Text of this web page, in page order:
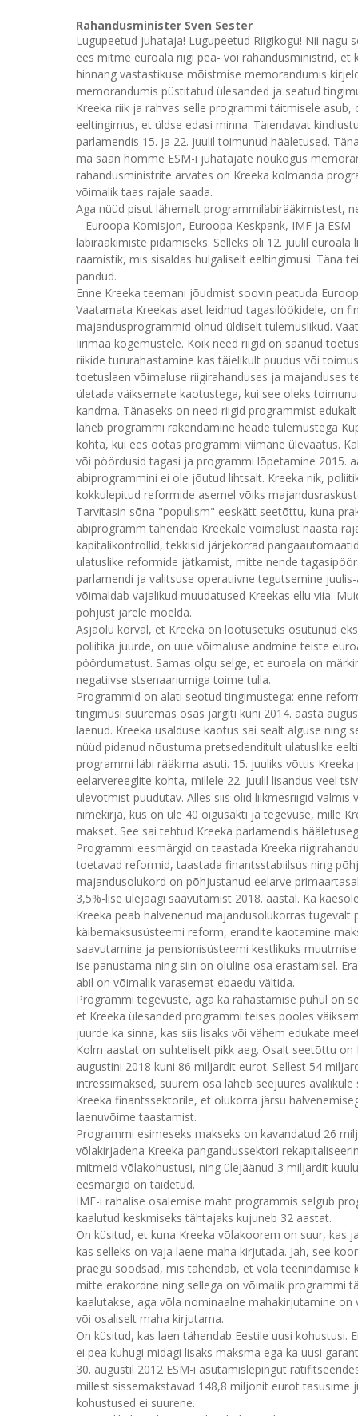
Rahandusminister Sven Sester
Lugupeetud juhataja! Lugupeetud Riigikogu! Nii
ees mitme euroala riigi pea- või rahandusministrid,
hinnang vastastikuse mõistmise memorandumis
memorandumis püstitatud ülesanded ja seatud
Kreeka riik ja rahvas selle programmi täitmisele
eeltingimus, et üldse edasi minna. Täiendavat
parlamendis 15. ja 22. juulil toimunud hääletused.
ma saan homme ESM-i juhatajate nõukogus
rahandusministrite arvates on Kreeka kolmanda
võimalik taas rajale saada.
Aga nüüd pisut lähemalt programmiläbirääkimistest,
– Euroopa Komisjon, Euroopa Keskpank, IMF ja
läbirääkimiste pidamiseks. Selleks oli 12. juulil
raamistik, mis sisaldas hulgaliselt eeltingimusi. Täna
pandud.
Enne Kreeka teemani jõudmist soovin peatuda
Vaatamata Kreekas aset leidnud tagasilöökidele, on
majandusprogrammid olnud üldiselt tulemuslikud.
Iirimaa kogemustele. Kõik need riigid on saanud
riikide tururahastamine kas täielikult puudus või
toetuslaen võimaluse riigirahanduses ja majanduses
ületada väiksemate kaotustega, kui see oleks
kandma. Tänaseks on need riigid programmist
läheb programmi rakendamine heade tulemustega
kohta, kui ees ootas programmi viimane ülevaatus.
või pöördusid tagasi ja programmi lõpetamine 2015.
abiprogrammini ei ole jõutud lihtsalt. Kreeka riik,
kokkulepitud reformide asemel võiks
Tarvitasin sõna "populism" eeskätt seetõttu, kuna
abiprogramm tähendab Kreekale võimalust naasta
kapitalikontrollid, tekkisid järjekorrad
ulatuslike reformide jätkamist, mitte nende
parlamendi ja valitsuse operatiivne tegutsemine
võimaldab vajalikud muudatused Kreekas ellu viia.
põhjust järele mõelda.
Asjaolu kõrval, et Kreeka on lootusetuks osutunud
poliitika juurde, on uue võimaluse andmine teiste
pöördumatust. Samas olgu selge, et euroala on
negatiivse stsenaariumiga toime tulla.
Programmid on alati seotud tingimustega: enne
tingimusi suuremas osas järgiti kuni 2014. aasta
laenud. Kreeka usalduse kaotus sai sealt alguse ning
nüüd pidanud nõustuma pretsedenditult ulatuslike
programmi läbi rääkima asuti. 15. juuliks võttis
eelarvereeglite kohta, millele 22. juulil lisandus veel
ülevõtmist puudutav. Alles siis olid liikmesriigid
nimekirja, kus on üle 40 õigusakti ja tegevuse, mille
makset. See sai tehtud Kreeka parlamendis
Programmi eesmärgid on taastada Kreeka
toetavad reformid, taastada finantsstabiilsus ning
majandusolukord on põhjustanud eelarve
3,5%-lise ülejäägi saavutamist 2018. aastal. Ka
Kreeka peab halvenenud majandusolukorras
käibemaksusüsteemi reform, erandite kaotamine
saavutamine ja pensionisüsteemi kestlikuks
ise panustama ning siin on oluline osa erastamisel.
abil on võimalik varasemat ebaedu vältida.
Programmi tegevuste, aga ka rahastamise puhul on
et Kreeka ülesanded programmi teises pooles
juurde ka sinna, kas siis lisaks või vähem edukate
Kolm aastat on suhteliselt pikk aeg. Osalt seetõttu
augustini 2018 kuni 86 miljardit eurot. Sellest 54
intressimaksed, suurem osa läheb seejuures
Kreeka finantssektorile, et olukorra järsu
laenuvõime taastamist.
Programmi esimeseks makseks on kavandatud 26
võlakirjadena Kreeka pangandussektori
mitmeid võlakohustusi, ning ülejäänud 3 miljardit
eesmärgid on täidetud.
IMF-i rahalise osalemise maht programmis selgub
kaalutud keskmiseks tähtajaks kujuneb 32 aastat.
On küsitud, et kuna Kreeka võlakoorem on suur, kas
kas selleks on vaja laene maha kirjutada. Jah, see
praegu soodsad, mis tähendab, et võla
mitte erakordne ning sellega on võimalik programmi
kaalutakse, aga võla nominaalne mahakirjutamine
või osaliselt maha kirjutama.
On küsitud, kas laen tähendab Eestile uusi kohustusi.
ei pea kuhugi midagi lisaks maksma ega ka uusi
30. augustil 2012 ESM-i asutamislepingut
millest sissemakstavad 148,8 miljonit eurot tasusime
kohustused ei suurene.